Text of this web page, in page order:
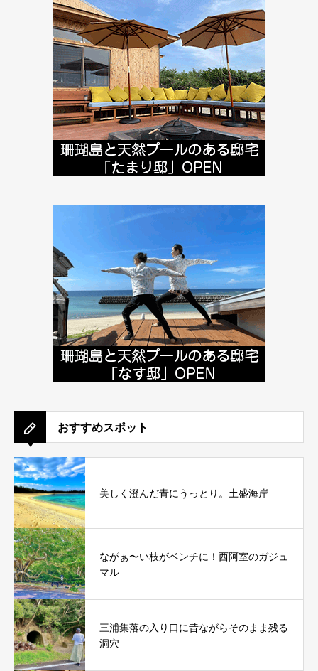
おすすめスポット
美しく澄んだ青にうっとり。土盛海岸
ながぁ〜い枝がベンチに！西阿室のガジュ
マル
三浦集落の入り口に昔ながらそのまま残る
洞穴